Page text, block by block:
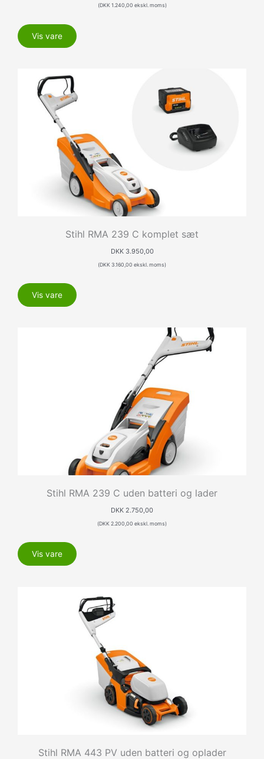
(DKK1.240,00 ekskl. moms)
Vis vare
Stihl RMA 239 C komplet sæt
DKK3.950,00
(DKK 3.160,00 ekskl. moms)
Vis vare
Stihl RMA 239 C uden batteri og lader
DKK 2.750,00
(DKK2.200,00 ekskl. moms)
Vis vare
Stihl RMA 443 PV uden batteri og oplader